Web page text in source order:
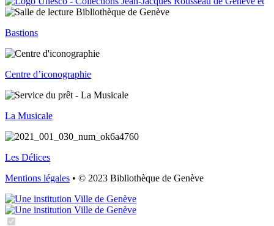
Bastions
Centre d’iconographie
La Musicale
Les Délices
Mentions légales • © 2023 Bibliothèque de Genève